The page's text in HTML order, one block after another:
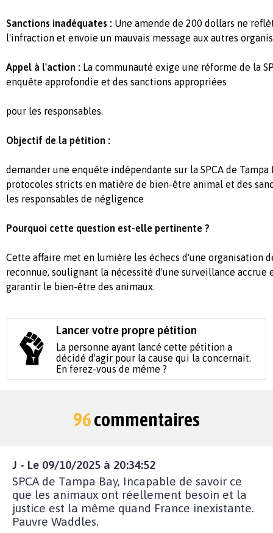
Sanctions inadéquates : Une amende de 200 dollars ne
l'infraction et envoie un mauvais message aux autres
Appel à l'action : La communauté exige une réforme de la
enquête approfondie et des sanctions appropriées
pour les responsables.
Objectif de la pétition :
demander une enquête indépendante sur la SPCA de
protocoles stricts en matière de bien-être animal et des
les responsables de négligence
Pourquoi cette question est-elle pertinente ?
Cette affaire met en lumière les échecs d'une organisation
reconnue, soulignant la nécessité d'une surveillance accrue
garantir le bien-être des animaux.
Lancer votre propre pétition
La personne ayant lancé cette pétition a
décidé d'agir pour la cause qui la concernait.
En ferez-vous de même ?
96commentaires
J - Le 09/10/2025 à 20:34:52
SPCA de Tampa Bay, Incapable de savoir ce
que les animaux ont réellement besoin et la
justice est la même quand France inexistante.
Pauvre Waddles.